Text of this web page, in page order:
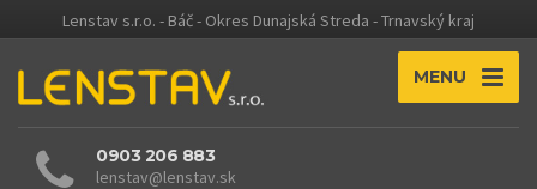
Lenstav s.r.o. - Báč - Okres Dunajská Streda - Trnavský kraj
MENU
0903 206 883
lenstav@lenstav.sk